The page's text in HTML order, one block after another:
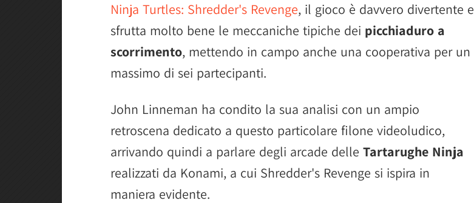
Ninja Turtles: Shredder's Revenge, il gioco è davvero divertente e
sfrutta molto bene le meccaniche tipiche dei picchiaduro a
scorrimento, mettendo in campo anche una cooperativa per un
massimo di sei partecipanti.
John Linneman ha condito la sua analisi con un ampio
retroscena dedicato a questo particolare filone videoludico,
arrivando quindi a parlare degli arcade delle Tartarughe Ninja
realizzati da Konami, a cui Shredder's Revenge si ispira in
maniera evidente.